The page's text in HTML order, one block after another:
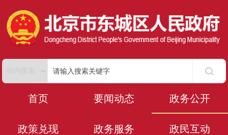
首页 要闻动态 政务公开
政策兑现 政务服务 政民互动